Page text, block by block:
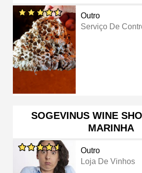
Outro
Serviço De
SOGEVINUS WINE
MARINHA
Outro
Loja De Vinhos